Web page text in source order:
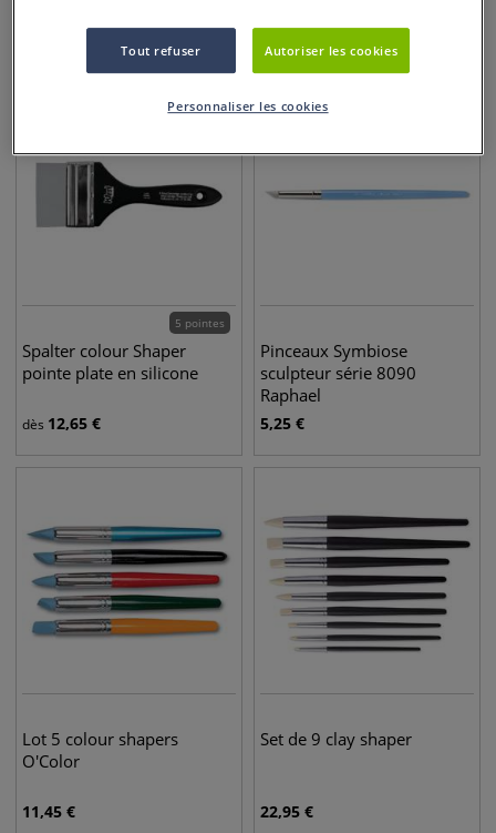
€ 9,45€
5 pointes
Spalter colour Shaper
pointe plate en silicone
dès 12,65 €
Pinceaux Symbiose
sculpteur série 8090
Raphael
5,25 €
Lot 5 colour shapers
O'Color
11,45 €
Set de 9 clay shaper
22,95 €
Tout refuser Autoriser les cookies
Personnaliser les cookies